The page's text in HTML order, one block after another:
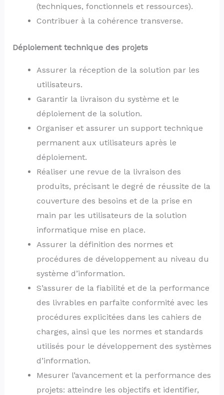
(techniques, fonctionnels et ressources).
Contribuer à la cohérence transverse.
Déploiement technique des projets
Assurer la réception de la solution par les
utilisateurs.
Garantir la livraison du système et le
déploiement de la solution.
Organiser et assurer un support technique
permanent aux utilisateurs après le
déploiement.
Réaliser une revue de la livraison des
produits, précisant le degré de réussite de la
couverture des besoins et de la prise en
main par les utilisateurs de la solution
informatique mise en place.
Assurer la définition des normes et
procédures de développement au niveau du
système d’information.
S’assurer de la fiabilité et de la performance
des livrables en parfaite conformité avec les
procédures explicitées dans les cahiers de
charges, ainsi que les normes et standards
utilisés pour le développement des systèmes
d’information.
Mesurer l’avancement et la performance des
projets: atteindre les objectifs et identifier,